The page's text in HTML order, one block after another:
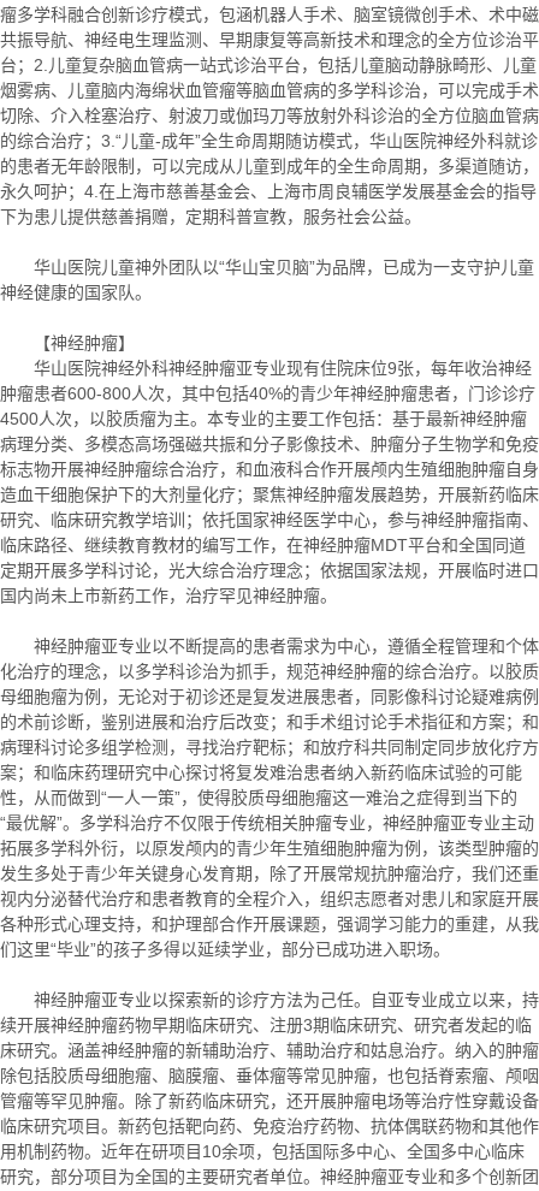
瘤多学科融合创新诊疗模式，包涵机器人手术、脑室镜微创手术、术中磁
共振导航、神经电生理监测、早期康复等高新技术和理念的全方位诊治平
台；2.儿童复杂脑血管病一站式诊治平台，包括儿童脑动静脉畸形、儿童
烟雾病、儿童脑内海绵状血管瘤等脑血管病的多学科诊治，可以完成手术
切除、介入栓塞治疗、射波刀或伽玛刀等放射外科诊治的全方位脑血管病
的综合治疗；3.“儿童-成年”全生命周期随访模式，华山医院神经外科就诊
的患者无年龄限制，可以完成从儿童到成年的全生命周期，多渠道随访，
永久呵护；4.在上海市慈善基金会、上海市周良辅医学发展基金会的指导
下为患儿提供慈善捐赠，定期科普宣教，服务社会公益。
华山医院儿童神外团队以“华山宝贝脑”为品牌，已成为一支守护儿童
神经健康的国家队。
【神经肿瘤】
华山医院神经外科神经肿瘤亚专业现有住院床位9张，每年收治神经
肿瘤患者600-800人次，其中包括40%的青少年神经肿瘤患者，门诊诊疗
4500人次，以胶质瘤为主。本专业的主要工作包括：基于最新神经肿瘤
病理分类、多模态高场强磁共振和分子影像技术、肿瘤分子生物学和免疫
标志物开展神经肿瘤综合治疗，和血液科合作开展颅内生殖细胞肿瘤自身
造血干细胞保护下的大剂量化疗；聚焦神经肿瘤发展趋势，开展新药临床
研究、临床研究教学培训；依托国家神经医学中心，参与神经肿瘤指南、
临床路径、继续教育教材的编写工作，在神经肿瘤MDT平台和全国同道
定期开展多学科讨论，光大综合治疗理念；依据国家法规，开展临时进口
国内尚未上市新药工作，治疗罕见神经肿瘤。
神经肿瘤亚专业以不断提高的患者需求为中心，遵循全程管理和个体
化治疗的理念，以多学科诊治为抓手，规范神经肿瘤的综合治疗。以胶质
母细胞瘤为例，无论对于初诊还是复发进展患者，同影像科讨论疑难病例
的术前诊断，鉴别进展和治疗后改变；和手术组讨论手术指征和方案；和
病理科讨论多组学检测，寻找治疗靶标；和放疗科共同制定同步放化疗方
案；和临床药理研究中心探讨将复发难治患者纳入新药临床试验的可能
性，从而做到“一人一策”，使得胶质母细胞瘤这一难治之症得到当下的
“最优解”。多学科治疗不仅限于传统相关肿瘤专业，神经肿瘤亚专业主动
拓展多学科外衍，以原发颅内的青少年生殖细胞肿瘤为例，该类型肿瘤的
发生多处于青少年关键身心发育期，除了开展常规抗肿瘤治疗，我们还重
视内分泌替代治疗和患者教育的全程介入，组织志愿者对患儿和家庭开展
各种形式心理支持，和护理部合作开展课题，强调学习能力的重建，从我
们这里“毕业”的孩子多得以延续学业，部分已成功进入职场。
神经肿瘤亚专业以探索新的诊疗方法为己任。自亚专业成立以来，持
续开展神经肿瘤药物早期临床研究、注册3期临床研究、研究者发起的临
床研究。涵盖神经肿瘤的新辅助治疗、辅助治疗和姑息治疗。纳入的肿瘤
除包括胶质母细胞瘤、脑膜瘤、垂体瘤等常见肿瘤，也包括脊索瘤、颅咽
管瘤等罕见肿瘤。除了新药临床研究，还开展肿瘤电场等治疗性穿戴设备
临床研究项目。新药包括靶向药、免疫治疗药物、抗体偶联药物和其他作
用机制药物。近年在研项目10余项，包括国际多中心、全国多中心临床
研究，部分项目为全国的主要研究者单位。神经肿瘤亚专业和多个创新团